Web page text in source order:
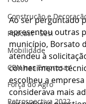
Construção e
Podcast - Sesi
Mobilidade
CBN nas Empresas
Força do Agro
Retrospectiva 2022
Ao ser perguntado
apresentou outras
município, Borsato
atendeu à
conhecimento
escolheu a
considerava mais